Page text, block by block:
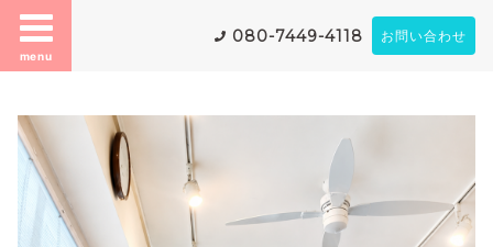
menu
080-7449-4118 お問い合わせ